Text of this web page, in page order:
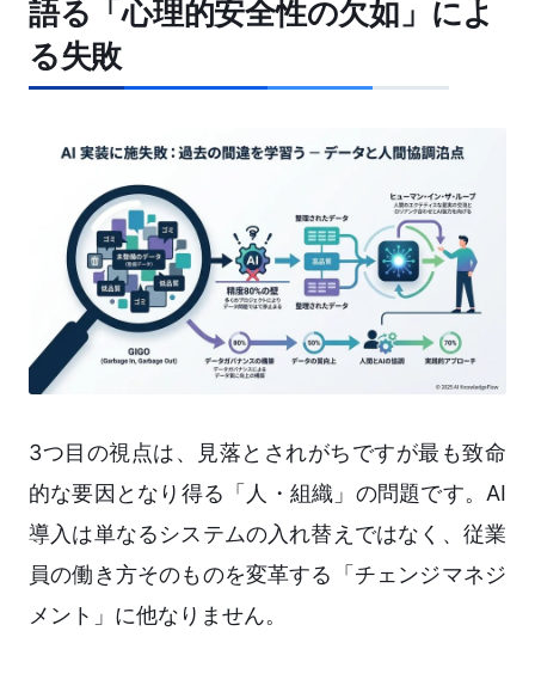
語る「心理的安全性の欠如」によ
る失敗
3つ目の視点は、見落とされがちですが最も致命
的な要因となり得る「人・組織」の問題です。AI
導入は単なるシステムの入れ替えではなく、従業
員の働き方そのものを変革する「チェンジマネジ
メント」に他なりません。